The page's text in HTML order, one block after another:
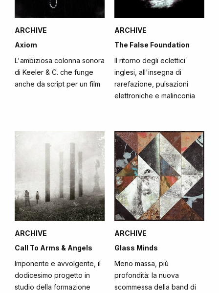
ARCHIVE
Axiom
L'ambiziosa colonna sonora
di Keeler & C. che funge
anche da script per un film
ARCHIVE
The False Foundation
Il ritorno degli eclettici
inglesi, all'insegna di
rarefazione, pulsazioni
elettroniche e malinconia
ARCHIVE
Call To Arms & Angels
Imponente e avvolgente, il
dodicesimo progetto in
studio della formazione
ARCHIVE
Glass Minds
Meno massa, più
profondità: la nuova
scommessa della band di